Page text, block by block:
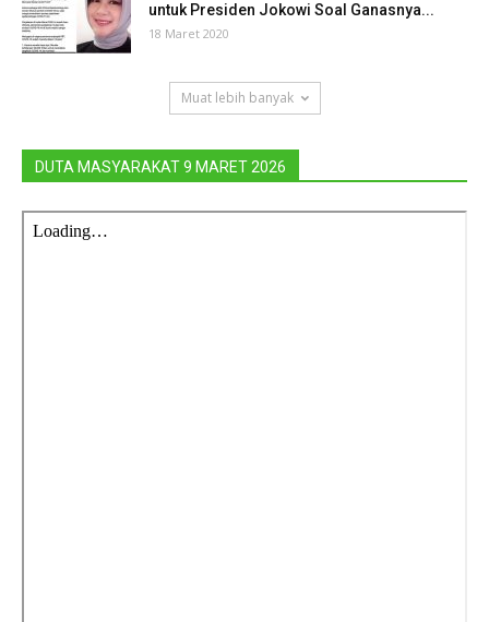
untuk Presiden Jokowi Soal Ganasnya...
18 Maret 2020
Muat lebih banyak
DUTA MASYARAKAT 9 MARET 2026